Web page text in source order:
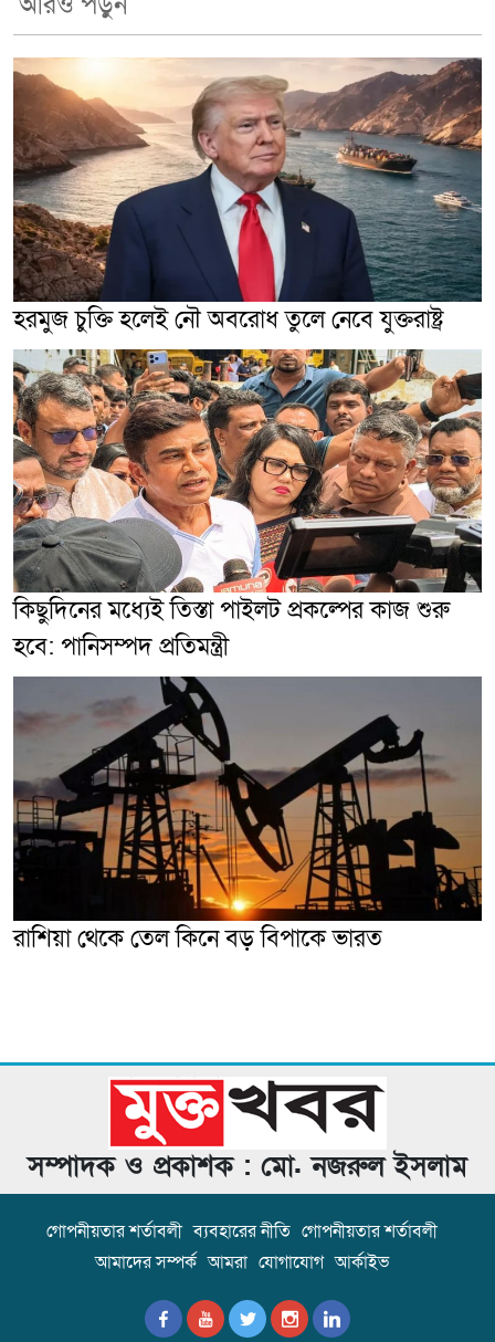
হরমুজ চুক্তি হলেই নৌ অবরোধ তুলে নেবে যুক্তরাষ্ট্র
কিছুদিনের মধ্যেই তিস্তা পাইলট প্রকল্পের কাজ শুরু
হবে: পানিসম্পদ প্রতিমন্ত্রী
রাশিয়া থেকে তেল কিনে বড় বিপাকে ভারত
সম্পাদক ও প্রকাশক : মো. নজরুল ইসলাম
গোপনীয়তার শর্তাবলী ব্যবহারের নীতি গোপনীয়তার শর্তাবলী
আমাদের সম্পর্ক আমরা যোগাযোগ আর্কাইভ